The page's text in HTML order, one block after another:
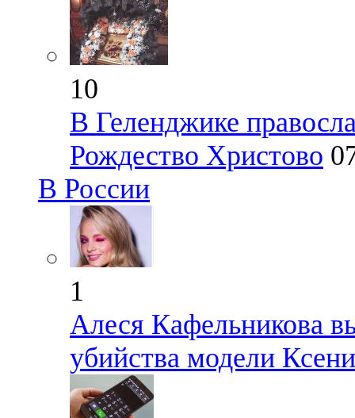
10
В Геленджике
Рождество Христово
В России
1
Алеся Кафельникова
убийства модели